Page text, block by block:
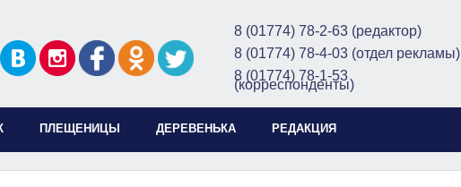
8 (01774) 78-2-63 (редактор)
8 (01774) 78-4-03 (отдел рекламы)
8 (01774) 78-1-53
(корреспонденты)
ПЛЕЩЕНИЦЫ ДЕРЕВЕНЬКА РЕДАКЦИЯ